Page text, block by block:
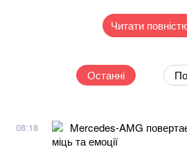
Читати
Останні
08:18
Mercedes-AMG
міць та емоції